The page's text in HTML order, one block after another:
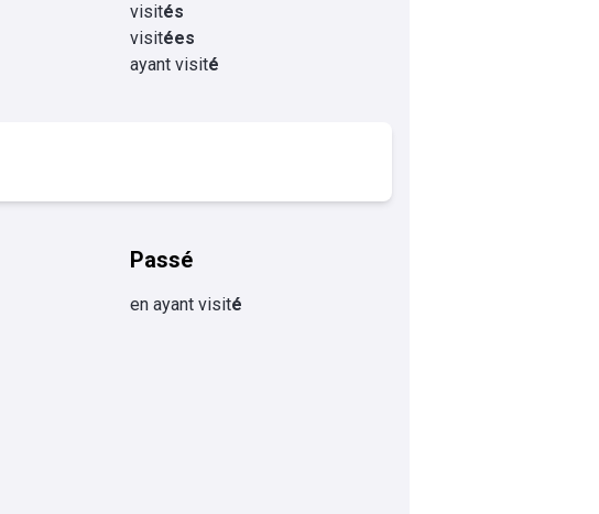
visités
visitées
ayant visité
Passé
en ayant visité